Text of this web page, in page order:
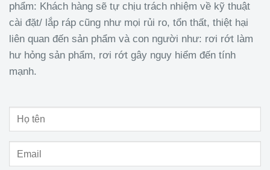
phẩm: Khách hàng sẽ tự chịu trách nhiệm về kỹ thuật
cài đặt/ lắp ráp cũng như mọi rủi ro, tổn thất, thiệt hại
liên quan đến sản phẩm và con người như: rơi rớt làm
hư hỏng sản phẩm, rơi rớt gây nguy hiểm đến tính
mạnh.